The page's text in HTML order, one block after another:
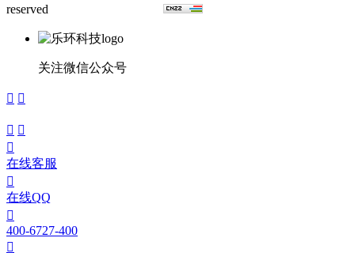
reserved
关注微信公众号
 
 

在线客服

在线QQ

400-6727-400
